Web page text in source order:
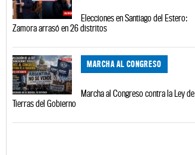
Elecciones en Santiago del Estero:
Zamora arrasó en 26 distritos
MARCHA AL CONGRESO
Marcha al Congreso contra la Ley de
Tierras del Gobierno